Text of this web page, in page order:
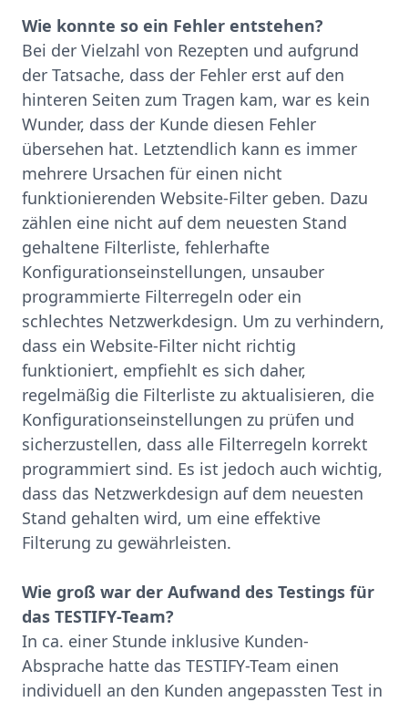
Wie konnte so ein Fehler entstehen?
Bei der Vielzahl von Rezepten und aufgrund
der Tatsache, dass der Fehler erst auf den
hinteren Seiten zum Tragen kam, war es kein
Wunder, dass der Kunde diesen Fehler
übersehen hat. Letztendlich kann es immer
mehrere Ursachen für einen nicht
funktionierenden Website-Filter geben. Dazu
zählen eine nicht auf dem neuesten Stand
gehaltene Filterliste, fehlerhafte
Konfigurationseinstellungen, unsauber
programmierte Filterregeln oder ein
schlechtes Netzwerkdesign. Um zu verhindern,
dass ein Website-Filter nicht richtig
funktioniert, empfiehlt es sich daher,
regelmäßig die Filterliste zu aktualisieren, die
Konfigurationseinstellungen zu prüfen und
sicherzustellen, dass alle Filterregeln korrekt
programmiert sind. Es ist jedoch auch wichtig,
dass das Netzwerkdesign auf dem neuesten
Stand gehalten wird, um eine effektive
Filterung zu gewährleisten.
Wie groß war der Aufwand des Testings für
das TESTIFY-Team?
In ca. einer Stunde inklusive Kunden-
Absprache hatte das TESTIFY-Team einen
individuell an den Kunden angepassten Test in